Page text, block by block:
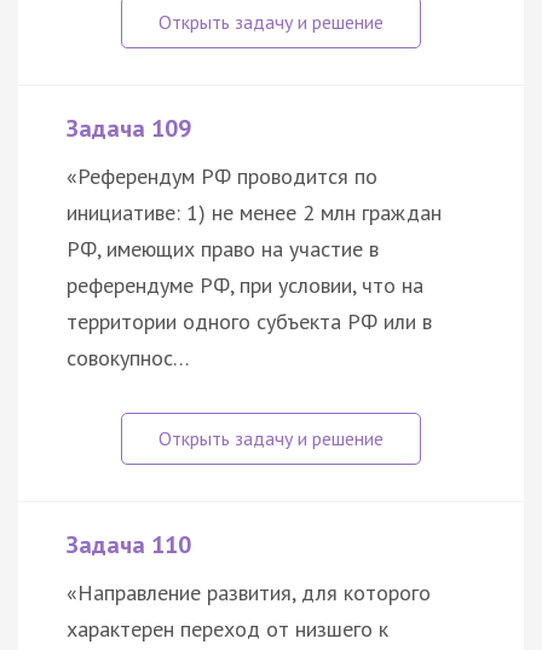
Задача 109
«Референдум РФ проводится по
инициативе: 1) не менее 2 млн граждан
РФ, имеющих право на участие в
референдуме РФ, при условии, что на
территории одного субъекта РФ или в
совокупнос…
Задача 110
«Направление развития, для которого
характерен переход от низшего к